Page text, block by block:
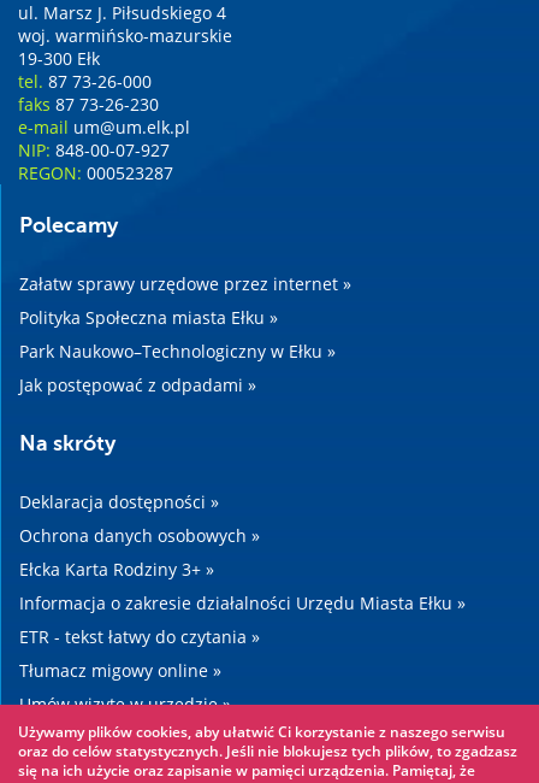
ul. Marsz J. Piłsudskiego 4
woj. warmińsko-mazurskie
19-300 Ełk
tel. 87 73-26-000
faks 87 73-26-230
e-mail um@um.elk.pl
NIP: 848-00-07-927
REGON: 000523287
Polecamy
Załatw sprawy urzędowe przez internet »
Polityka Społeczna miasta Ełku »
Park Naukowo–Technologiczny w Ełku »
Jak postępować z odpadami »
Na skróty
Deklaracja dostępności »
Ochrona danych osobowych »
Ełcka Karta Rodziny 3+ »
Informacja o zakresie działalności Urzędu Miasta Ełku »
ETR - tekst łatwy do czytania »
Tłumacz migowy online »
Umów wizytę w urzędzie »
Drogi »
Używamy plików cookies, aby ułatwić Ci korzystanie z naszego serwisu
oraz do celów statystycznych. Jeśli nie blokujesz tych plików, to zgadzasz
się na ich użycie oraz zapisanie w pamięci urządzenia. Pamiętaj, że